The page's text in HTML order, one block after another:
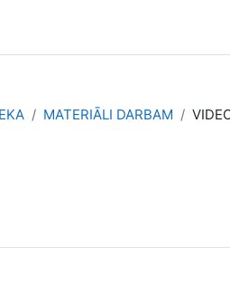
MATERIĀLI DARBAM